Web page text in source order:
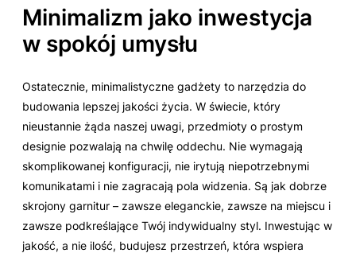
Minimalizm jako inwestycja
w spokój umysłu
Ostatecznie, minimalistyczne gadżety to narzędzia do
budowania lepszej jakości życia. W świecie, który
nieustannie żąda naszej uwagi, przedmioty o prostym
designie pozwalają na chwilę oddechu. Nie wymagają
skomplikowanej konfiguracji, nie irytują niepotrzebnymi
komunikatami i nie zagracają pola widzenia. Są jak dobrze
skrojony garnitur – zawsze eleganckie, zawsze na miejscu i
zawsze podkreślające Twój indywidualny styl. Inwestując w
jakość, a nie ilość, budujesz przestrzeń, która wspiera